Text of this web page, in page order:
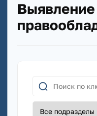
Выявление